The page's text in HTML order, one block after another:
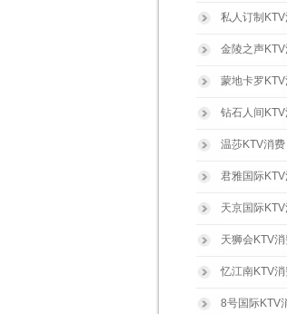
私人订制
金陵之声
蒙地卡罗
钻石人间
温莎KTV消费
君雅国际
天京国际
天狮会KTV
忆江南KTV
8号国际KTV